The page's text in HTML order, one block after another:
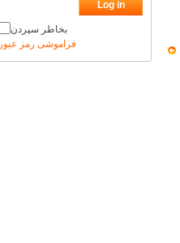
بخاطر سپردن
فراموشی رمز عبور